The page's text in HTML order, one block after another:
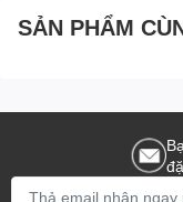
- Lux:
- 2.000 đến 20.000
- 20.000 đến 50.000
SẢN PHẨM